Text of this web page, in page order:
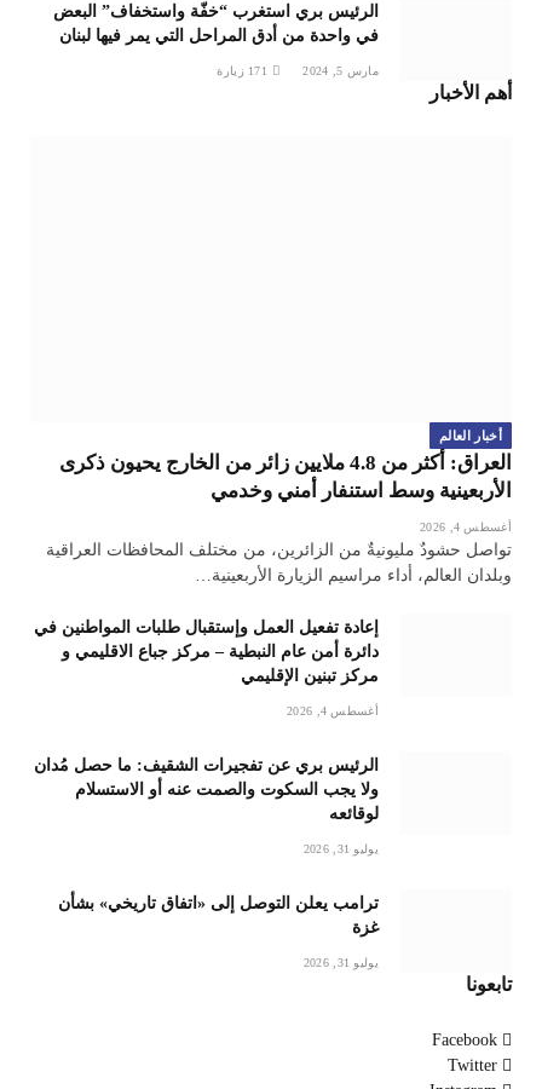
الرئيس بري استغرب “خفّة واستخفاف” البعض
في واحدة من أدق المراحل التي يمر فيها لبنان
مارس 5, 2024 171 زيارة
أهم الأخبار
أخبار العالم
العراق: أكثر من 4.8 ملايين زائر من الخارج يحيون ذكرى
الأربعينية وسط استنفار أمني وخدمي
أغسطس 4, 2026
تواصل حشودٌ مليونيةٌ من الزائرين، من مختلف المحافظات العراقية
وبلدان العالم، أداء مراسيم الزيارة الأربعينية…
إعادة تفعيل العمل وإستقبال طلبات المواطنين في
دائرة أمن عام النبطية – مركز جباع الاقليمي و
مركز تبنين الإقليمي
أغسطس 4, 2026
الرئيس بري عن تفجيرات الشقيف: ما حصل مُدان
ولا يجب السكوت والصمت عنه أو الاستسلام
لوقائعه
يوليو 31, 2026
ترامب يعلن التوصل إلى «اتفاق تاريخي» بشأن
غزة
يوليو 31, 2026
تابعونا
Facebook
Twitter